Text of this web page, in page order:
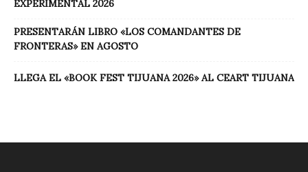
EXPERIMENTAL 2026
PRESENTARÁN LIBRO «LOS COMANDANTES DE
FRONTERAS» EN AGOSTO
LLEGA EL «BOOK FEST TIJUANA 2026» AL CEART TIJUANA